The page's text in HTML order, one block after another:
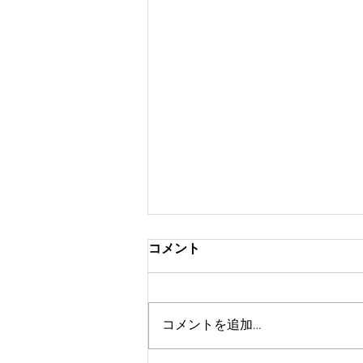
2026年6月1日～宿泊税課税開
に宿泊される方に対し宿泊税が課
税されます。 詳細は軽井沢町ホ
ームページをご確認ください。
コメント
コメントを追加…